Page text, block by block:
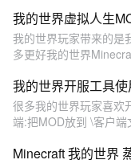
我的世界虚拟人生
我的世界玩家带来的是
多更好我的世界
我的世界开服工具
很多我的世界玩家喜欢
端:把MOD放到 \客户
Minecraft 我的世界